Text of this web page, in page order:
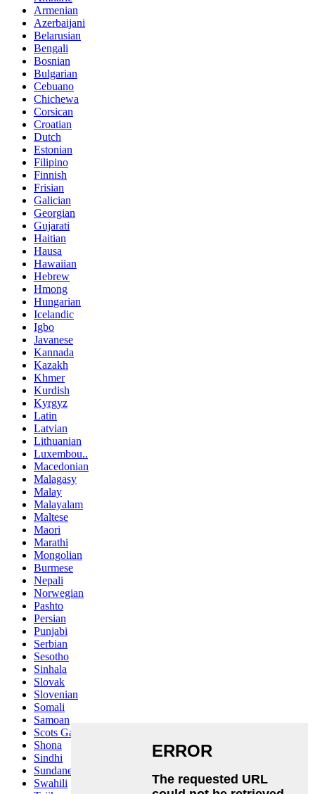
Armenian
Azerbaijani
Belarusian
Bengali
Bosnian
Bulgarian
Cebuano
Chichewa
Corsican
Croatian
Dutch
Estonian
Filipino
Finnish
Frisian
Galician
Georgian
Gujarati
Haitian
Hausa
Hawaiian
Hebrew
Hmong
Hungarian
Icelandic
Igbo
Javanese
Kannada
Kazakh
Khmer
Kurdish
Kyrgyz
Latin
Latvian
Lithuanian
Luxembou..
Macedonian
Malagasy
Malay
Malayalam
Maltese
Maori
Marathi
Mongolian
Burmese
Nepali
Norwegian
Pashto
Persian
Punjabi
Serbian
Sesotho
Sinhala
Slovak
Slovenian
Somali
Samoan
Scots Gaelic
Shona
Sindhi
Sundanese
Swahili